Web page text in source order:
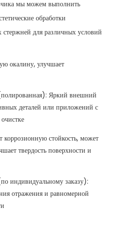
мы можем выполнить
обработки
для различных условий
окалину, улучшает
Яркий внешний
деталей или приложений с
стойкость, может
твердость поверхности и
индивидуальному заказу):
отражения и равномерной